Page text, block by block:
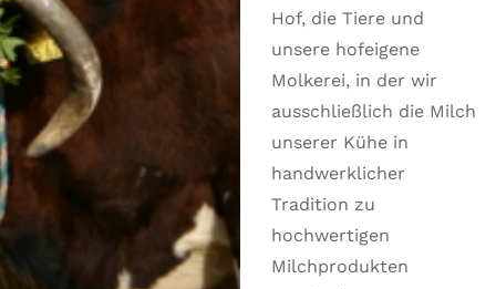
Hof, die Tiere und
unsere hofeigene
Molkerei, in der wir
ausschließlich die Milch
unserer Kühe in
handwerklicher
Tradition zu
hochwertigen
Milchprodukten